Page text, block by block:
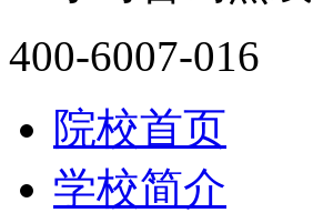
400-6007-016
院校首页
学校简介